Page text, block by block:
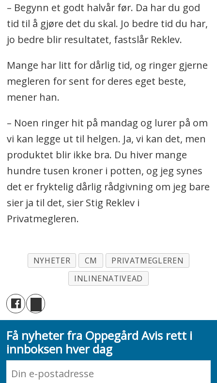
– Begynn et godt halvår før. Da har du god
tid til å gjøre det du skal. Jo bedre tid du har,
jo bedre blir resultatet, fastslår Reklev.
Mange har litt for dårlig tid, og ringer gjerne
megleren for sent for deres eget beste,
mener han.
– Noen ringer hit på mandag og lurer på om
vi kan legge ut til helgen. Ja, vi kan det, men
produktet blir ikke bra. Du hiver mange
hundre tusen kroner i potten, og jeg synes
det er fryktelig dårlig rådgivning om jeg bare
sier ja til det, sier Stig Reklev i
Privatmegleren.
NYHETER CM
PRIVATMEGLEREN
INLINENATIVEAD
Få nyheter fra Oppegård Avis rett i
innboksen hver dag